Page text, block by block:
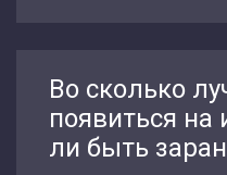
Во сколько
появиться на
ли быть